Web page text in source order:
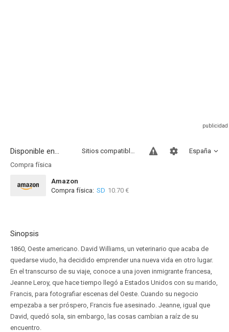
Disponible en... España
Sitios compatibles
Compra física
Amazon
Compra física: SD 10.70 €
Sinopsis
1860, Oeste americano. David Williams, un veterinario que acaba de
quedarse viudo, ha decidido emprender una nueva vida en otro lugar.
En el transcurso de su viaje, conoce a una joven inmigrante francesa,
Jeanne Leroy, que hace tiempo llegó a Estados Unidos con su marido,
Francis, para fotografiar escenas del Oeste. Cuando su negocio
empezaba a ser próspero, Francis fue asesinado. Jeanne, igual que
David, quedó sola, sin embargo, las cosas cambian a raíz de su
encuentro.